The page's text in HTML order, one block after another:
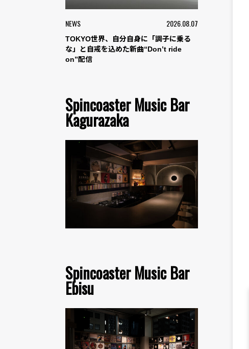
NEWS 2026.08.07
TOKYO世界、自分自身に「調子に乗る
な」と自戒を込めた新曲“Don’t ride
on”配信
Spincoaster Music Bar
Kagurazaka
Spincoaster Music Bar
Ebisu